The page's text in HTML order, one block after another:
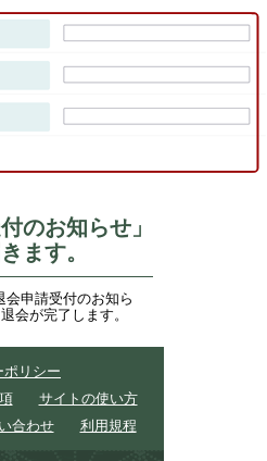
のお知らせ」
ます。
会申請受付のお知ら
会が完了します。
ポリシー
サイトの使い方
合わせ 利用規程